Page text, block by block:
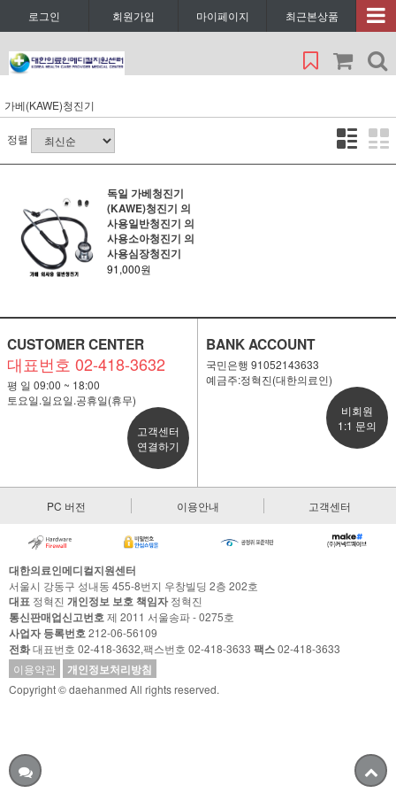
로그인 회원가입 마이페이지 최근본상품
가베(KAWE)청진기
정렬
독일 가베청진기
(KAWE)청진기 의
사용일반청진기 의
사용소아청진기 의
사용심장청진기
91,000원
CUSTOMER CENTER
대표번호 02-418-3632
평 일 09:00 ~ 18:00
토요일.일요일.공휴일(휴무)
고객센터
연결하기
BANK ACCOUNT
국민은행 91052143633
예금주:정혁진(대한의료인)
비회원
1:1 문의
PC 버전 이용안내 고객센터
대한의료인메디컬지원센터
서울시 강동구 성내동 455-8번지 우창빌딩 2층 202호
대표 정혁진 개인정보 보호 책임자정혁진
통신판매업신고번호제 2011 서울송파 - 0275호
사업자 등록번호212-06-56109
전화대표번호 02-418-3632,팩스번호 02-418-3633 팩스02-418-3633
이용약관
개인정보처리방침
Copyright © daehanmed All rights reserved.